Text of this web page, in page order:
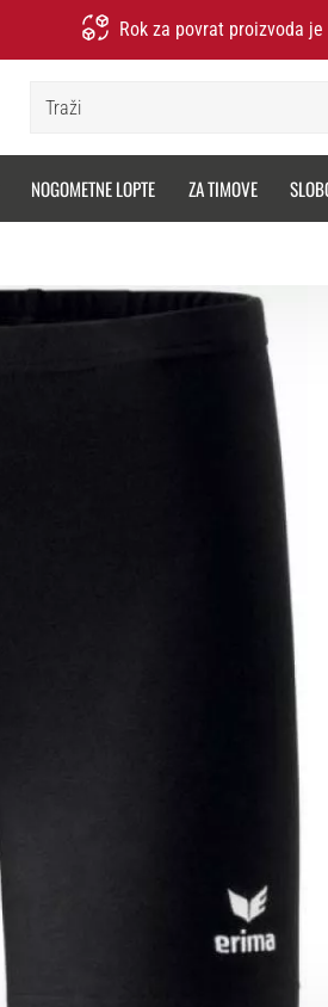
Rok za povrat proizvoda je
NOGOMETNE LOPTE ZA TIMOVE